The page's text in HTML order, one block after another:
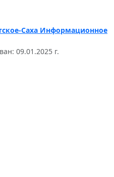
Саха Информационное
09.01.2025 г.